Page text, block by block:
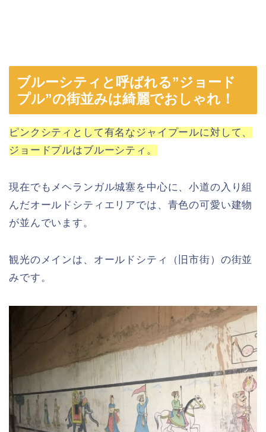
ブルーシティと呼ばれる”ジョード
プル”の街並みは綺麗でおしゃれ！
ピンクシティとして有名なジャイプールに対して、
ジョードプルはブルーシティ。
現在でもメヘランガル城塞を中心に、小道の入り組
んだオールドシティエリアでは、青色の可愛い建物
が並んでいます。
観光のメインは、オールドシティ（旧市街）の街並
みです。